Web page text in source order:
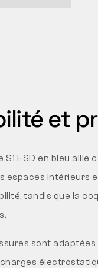
et
ESD en bleu
espaces intérieurs
tandis que la
sont adaptées